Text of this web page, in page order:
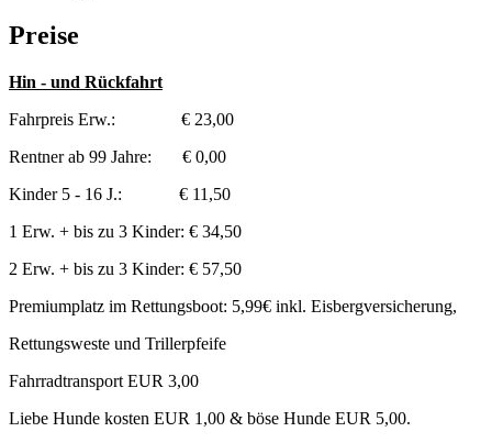
Preise
Hin - und Rückfahrt
Fahrpreis Erw.: € 23,00
Rentner ab 99 Jahre: € 0,00
Kinder 5 - 16 J.: € 11,50
1 Erw. + bis zu 3 Kinder: € 34,50
2 Erw. + bis zu 3 Kinder: € 57,50
Premiumplatz im Rettungsboot: 5,99€ inkl. Eisbergversicherung,
Rettungsweste und Trillerpfeife
Fahrradtransport EUR 3,00
Liebe Hunde kosten EUR 1,00 & böse Hunde EUR 5,00.